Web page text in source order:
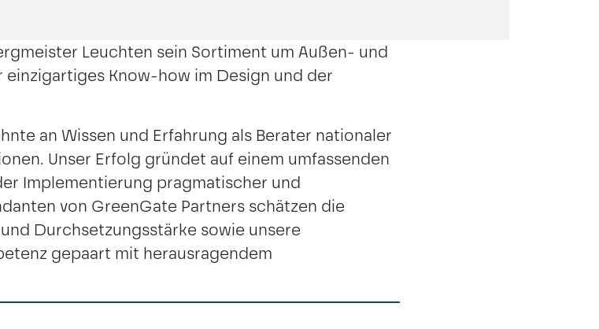
Leuchten sein Sortiment um Außen- und
Know-how im Design und der
an Wissen und Erfahrung als Berater nationaler
Unser Erfolg gründet auf einem umfassenden
Implementierung pragmatischer und
von GreenGate Partners schätzen die
Durchsetzungsstärke sowie unsere
gepaart mit herausragendem